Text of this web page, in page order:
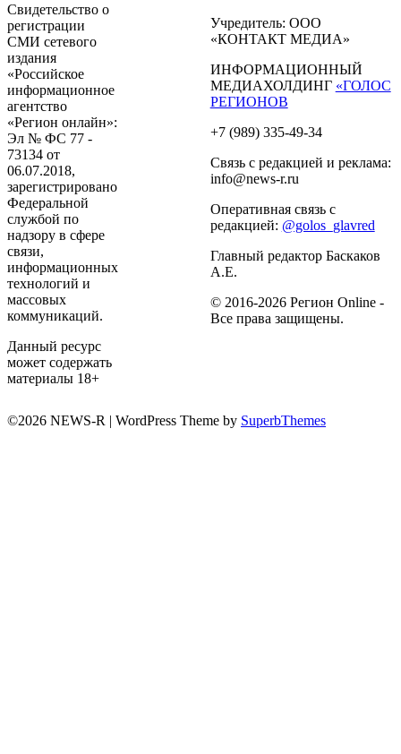
Свидетельство о
регистрации
СМИ сетевого
издания
«Российское
информационное
агентство
«Регион онлайн»:
Эл № ФС 77 -
73134 от
06.07.2018,
зарегистрировано
Федеральной
службой по
надзору в сфере
связи,
информационных
технологий и
массовых
коммуникаций.
Данный ресурс
может содержать
материалы 18+
Учредитель: ООО
«КОНТАКТ МЕДИА»
ИНФОРМАЦИОННЫЙ
МЕДИАХОЛДИНГ «ГОЛОС
РЕГИОНОВ
+7 (989) 335-49-34
Связь с редакцией и реклама:
info@news-r.ru
Оперативная связь с
редакцией: @golos_glavred
Главный редактор Баскаков
А.Е.
© 2016-2026 Регион Online -
Все права защищены.
©2026 NEWS-R | WordPress Theme by SuperbThemes